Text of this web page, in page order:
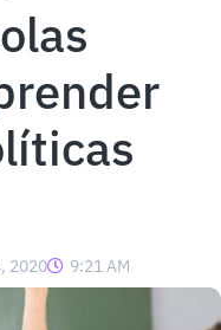
2020 9:21 AM